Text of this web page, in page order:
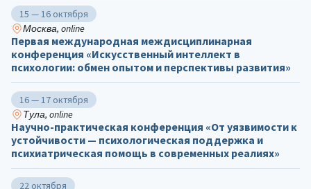
15 — 16 октября
Москва, online
Первая международная междисциплинарная
конференция «Искусственный интеллект в
психологии: обмен опытом и перспективы развития»
16 — 17 октября
Тула, online
Научно-практическая конференция «От уязвимости к
устойчивости — психологическая поддержка и
психиатрическая помощь в современных реалиях»
22 октября